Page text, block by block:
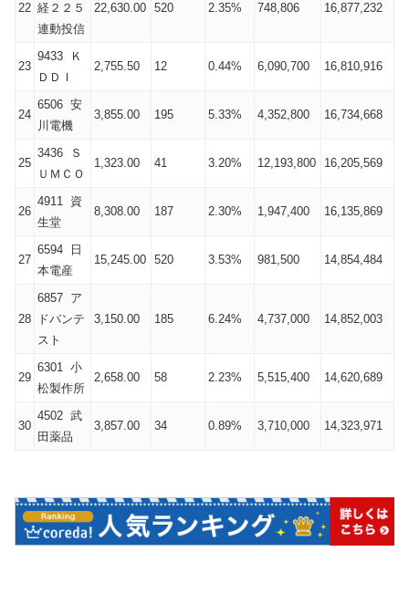
22 経２２５
連動投信
22,630.00 520 2.35% 748,806 16,877,232
23
9433 Ｋ
ＤＤＩ
2,755.50 12 0.44% 6,090,700 16,810,916
24
6506 安
川電機
3,855.00 195 5.33% 4,352,800 16,734,668
25
3436 Ｓ
ＵＭＣＯ
1,323.00 41 3.20% 12,193,800 16,205,569
26
4911 資
生堂
8,308.00 187 2.30% 1,947,400 16,135,869
27
6594 日
本電産
15,245.00 520 3.53% 981,500 14,854,484
28
6857 ア
ドバンテ
スト
3,150.00 185 6.24% 4,737,000 14,852,003
29
6301 小
松製作所
2,658.00 58 2.23% 5,515,400 14,620,689
30
4502 武
田薬品
3,857.00 34 0.89% 3,710,000 14,323,971